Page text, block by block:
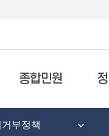
종합민원
부정책